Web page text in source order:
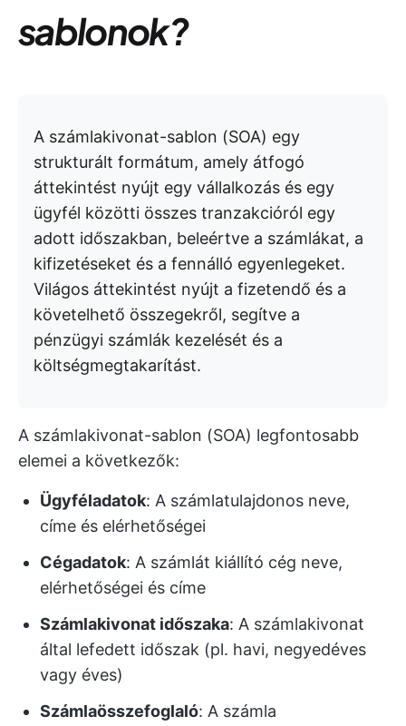
sablonok?
A számlakivonat-sablon (SOA) egy
strukturált formátum, amely átfogó
áttekintést nyújt egy vállalkozás és egy
ügyfél közötti összes tranzakcióról egy
adott időszakban, beleértve a számlákat, a
kifizetéseket és a fennálló egyenlegeket.
Világos áttekintést nyújt a fizetendő és a
követelhető összegekről, segítve a
pénzügyi számlák kezelését és a
költségmegtakarítást.
A számlakivonat-sablon (SOA) legfontosabb
elemei a következők:
Ügyféladatok: A számlatulajdonos neve,
címe és elérhetőségei
Cégadatok: A számlát kiállító cég neve,
elérhetőségei és címe
Számlakivonat időszaka: A számlakivonat
által lefedett időszak (pl. havi, negyedéves
vagy éves)
Számlaösszefoglaló: A számla